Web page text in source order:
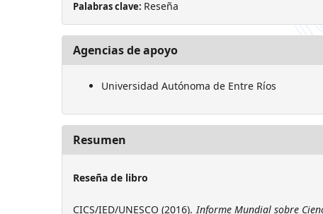
Palabras clave: Reseña
Agencias de apoyo
Universidad Autónoma de Entre Ríos
Resumen
Reseña de libro
CICS/IED/UNESCO (2016).Informe Mundial sobre